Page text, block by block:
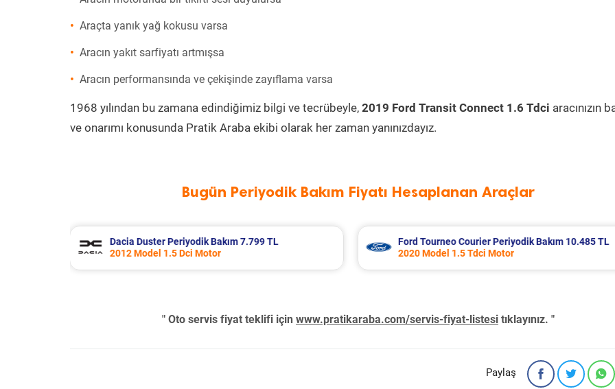
Araçta yanık yağ kokusu varsa
Aracın yakıt sarfiyatı artmışsa
Aracın performansında ve çekişinde zayıflama varsa
1968 yılından bu zamana edindiğimiz bilgi ve tecrübeyle, 2019 Ford Transit Connect 1.6 Tdci aracınızın
ve onarımı konusunda Pratik Araba ekibi olarak her zaman yanınızdayız.
Bugün Periyodik Bakım Fiyatı Hesaplanan Araçlar
Ford Tourneo Courier Periyodik Bakım 10.485 TL
2020 Model 1.5 Tdci Motor
Kia K2700 Periyodik Bakım 7.295 TL
2009 Model 2.7 Motor
" Oto servis fiyat teklifi için www.pratikaraba.com/servis-fiyat-listesi tıklayınız. "
Paylaş